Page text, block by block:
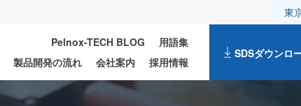
東
Pelnox-TECH BLOG
用語集
製品開発の流れ 会社案内 採用情報
SDSダウンロ